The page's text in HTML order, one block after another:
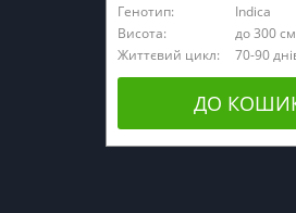
Генотип:
Indica
Висота:
до 300 см
Життєвий цикл:
70-90
ДО